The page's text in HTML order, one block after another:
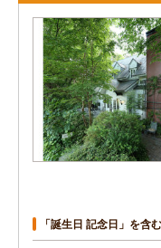
「誕生日 記念日」を含